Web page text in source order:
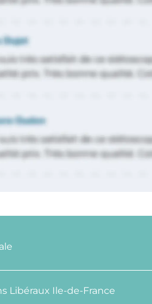
Libéraux Ile-de-France